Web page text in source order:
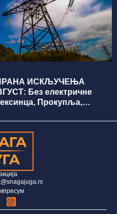
ИСКЉУЧЕЊА
Без електричне
Прокупља,